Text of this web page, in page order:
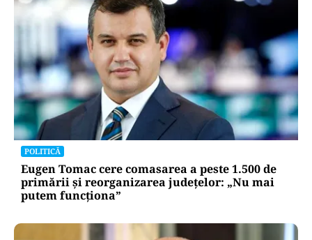
POLITICĂ
Eugen Tomac cere comasarea a peste 1.500 de
primării și reorganizarea județelor: „Nu mai
putem funcționa”